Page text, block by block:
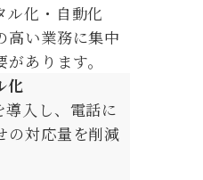
ル化・自動化
高い業務に集中
あります。
化
導入し、電話に
の対応量を削減